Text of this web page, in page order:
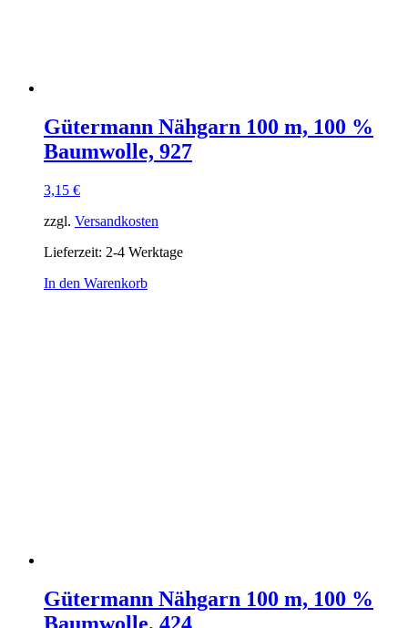
Gütermann Nähgarn 100 m, 100 %
Baumwolle, 927
3,15 €
zzgl. Versandkosten
Lieferzeit: 2-4 Werktage
In den Warenkorb
Gütermann Nähgarn 100 m, 100 %